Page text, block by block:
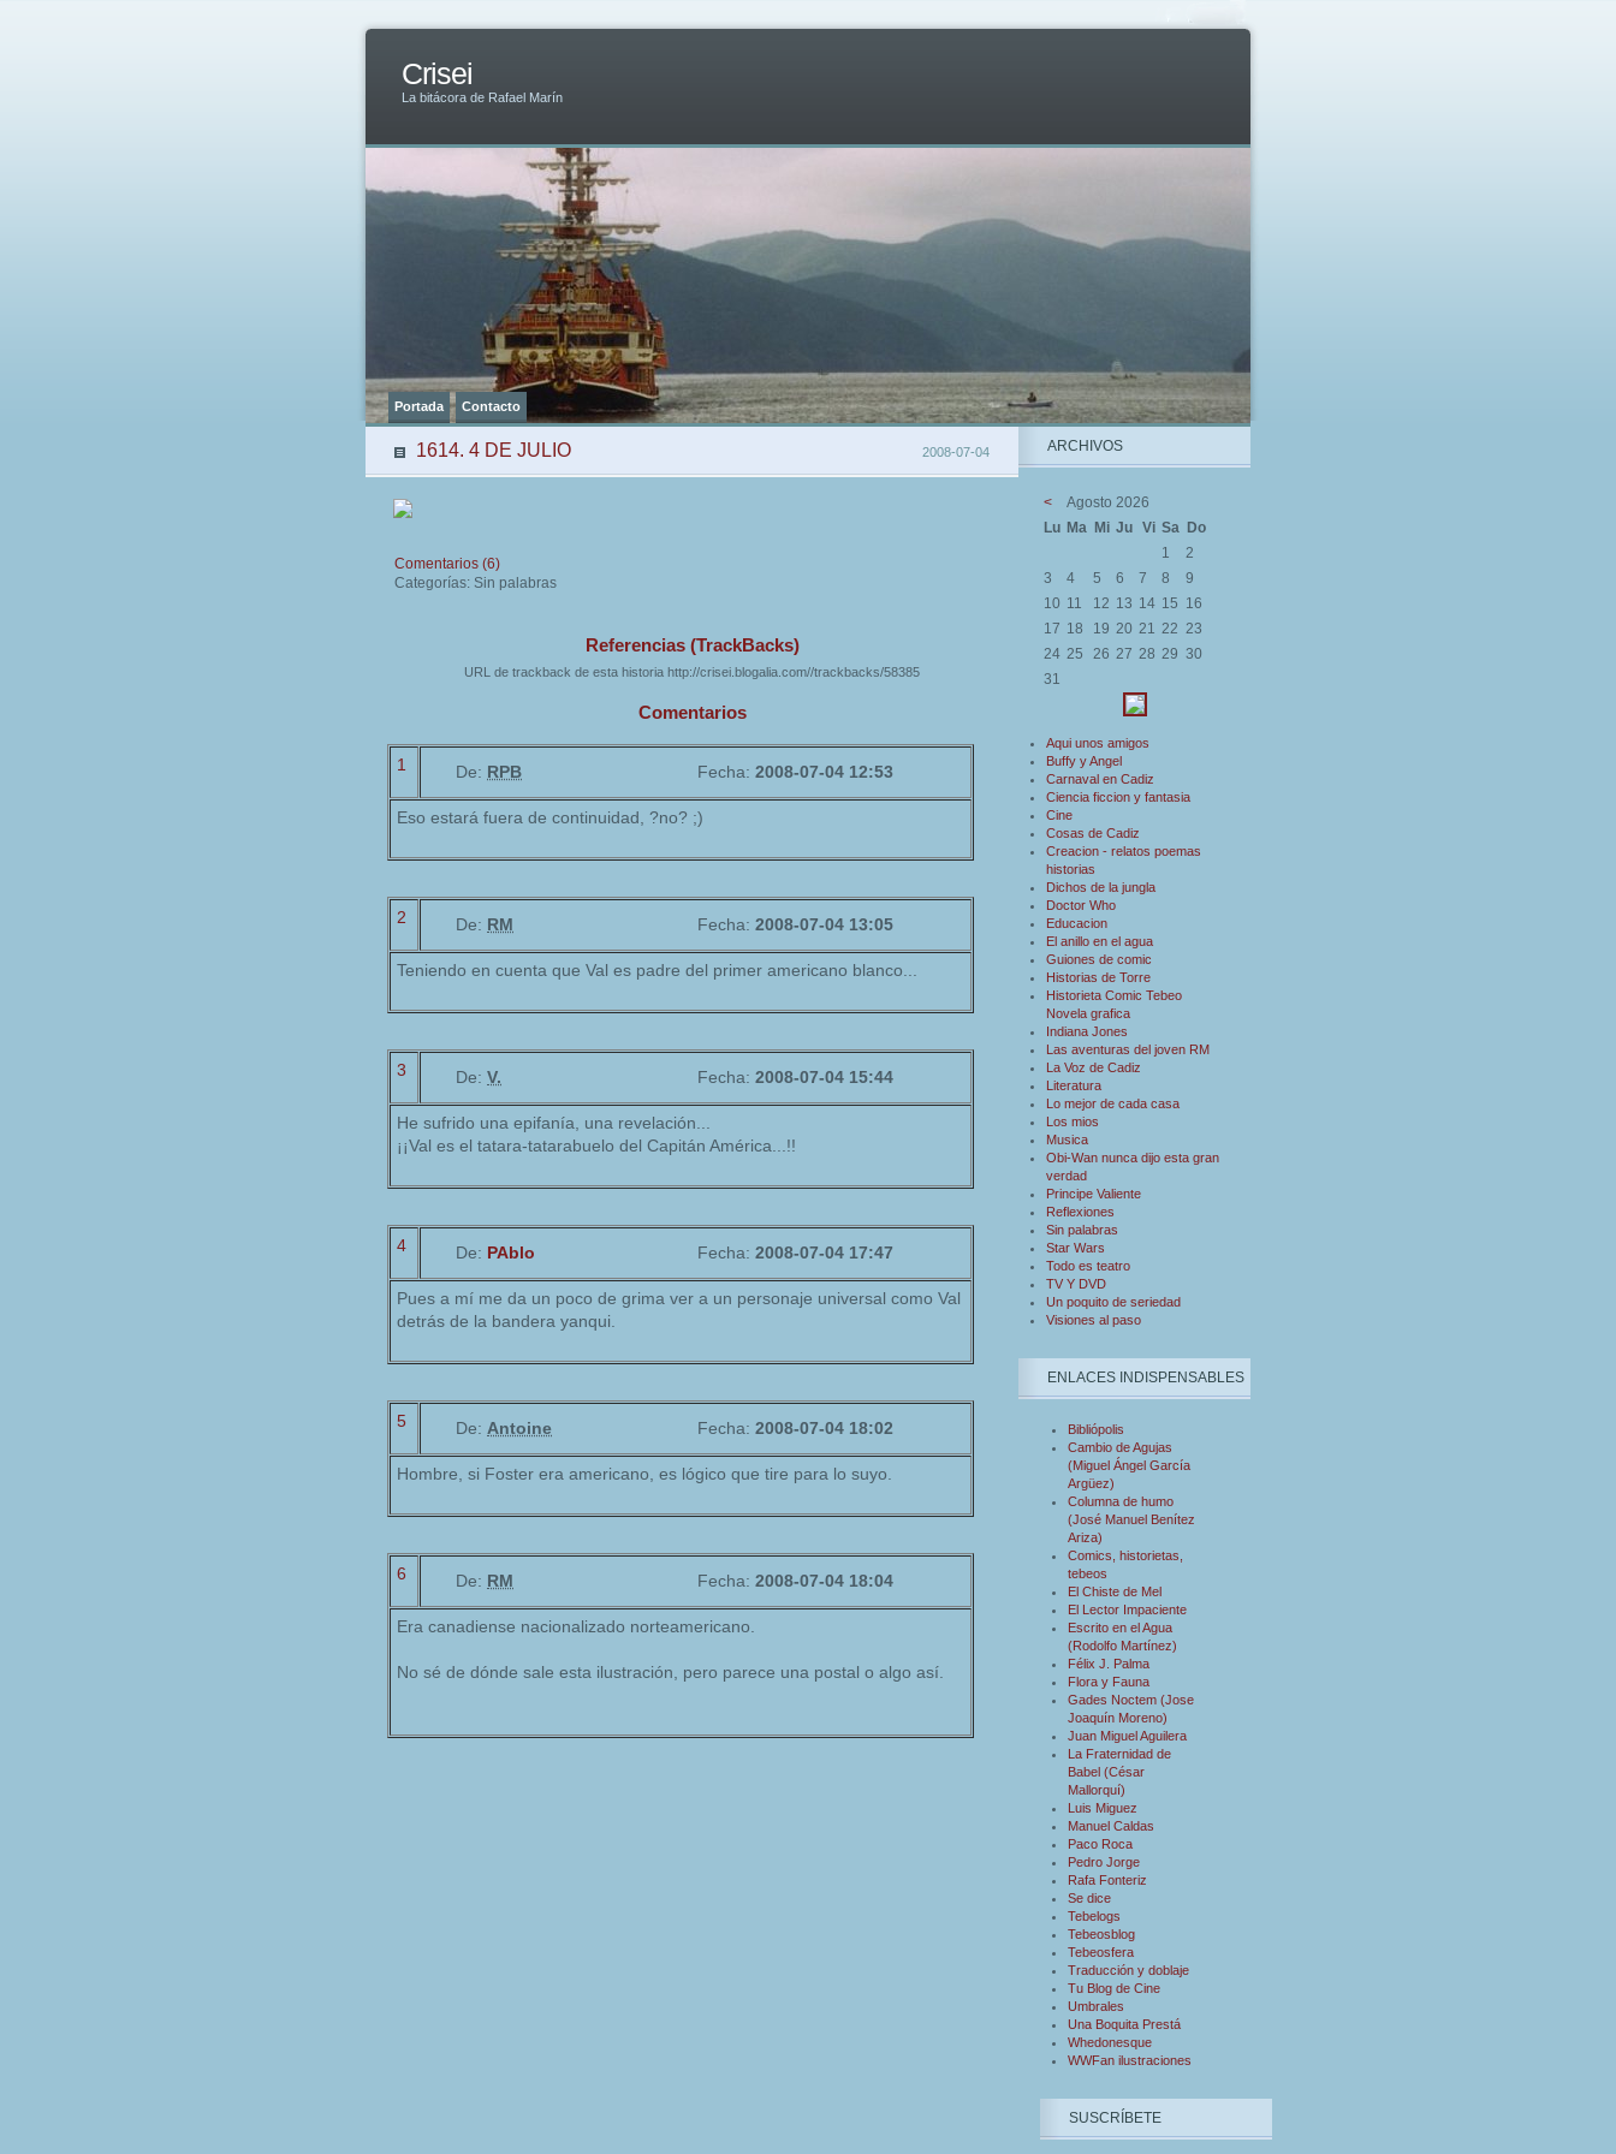
Crisei
La bitácora de Rafael Marín
Portada Contacto
2008-07-04
1614. 4 DE JULIO
Comentarios (6)
Categorías: Sin palabras
Referencias (TrackBacks)
URL de trackback de esta historia http://crisei.blogalia.com//trackbacks/58385
Comentarios
1 De: RPB Fecha: 2008-07-04 12:53
Eso estará fuera de continuidad, ?no? ;)
2 De: RM Fecha: 2008-07-04 13:05
Teniendo en cuenta que Val es padre del primer americano blanco...
3 De: V. Fecha: 2008-07-04 15:44
He sufrido una epifanía, una revelación...
¡¡Val es el tatara-tatarabuelo del Capitán América...!!
4 De: PAblo Fecha: 2008-07-04 17:47
Pues a mí me da un poco de grima ver a un personaje universal como Val
detrás de la bandera yanqui.
5 De: Antoine Fecha: 2008-07-04 18:02
Hombre, si Foster era americano, es lógico que tire para lo suyo.
6 De: RM Fecha: 2008-07-04 18:04
Era canadiense nacionalizado norteamericano.
No sé de dónde sale esta ilustración, pero parece una postal o algo así.
ARCHIVOS
<
Agosto 2026
Lu Ma Mi Ju Vi Sa Do
1
2
3
4 5 6 7 8
9
10 11 12 13 14 15 16
17 18 19 20 21 22 23
24 25 26 27 28 29 30
31
Aqui unos amigos
Buffy y Angel
Carnaval en Cadiz
Ciencia ficcion y fantasia
Cine
Cosas de Cadiz
Creacion - relatos poemas
historias
Dichos de la jungla
Doctor Who
Educacion
El anillo en el agua
Guiones de comic
Historias de Torre
Historieta Comic Tebeo
Novela grafica
Indiana Jones
Las aventuras del joven RM
La Voz de Cadiz
Literatura
Lo mejor de cada casa
Los mios
Musica
Obi-Wan nunca dijo esta gran
verdad
Principe Valiente
Reflexiones
Sin palabras
Star Wars
Todo es teatro
TV Y DVD
Un poquito de seriedad
Visiones al paso
ENLACES INDISPENSABLES
Bibliópolis
Cambio de Agujas
(Miguel Ángel García
Argüez)
Columna de humo
(José Manuel Benítez
Ariza)
Comics, historietas,
tebeos
El Chiste de Mel
El Lector Impaciente
Escrito en el Agua
(Rodolfo Martínez)
Félix J. Palma
Flora y Fauna
Gades Noctem (Jose
Joaquín Moreno)
Juan Miguel Aguilera
La Fraternidad de
Babel (César
Mallorquí)
Luis Miguez
Manuel Caldas
Paco Roca
Pedro Jorge
Rafa Fonteriz
Se dice
Tebelogs
Tebeosblog
Tebeosfera
Traducción y doblaje
Tu Blog de Cine
Umbrales
Una Boquita Prestá
Whedonesque
WWFan ilustraciones
SUSCRÍBETE